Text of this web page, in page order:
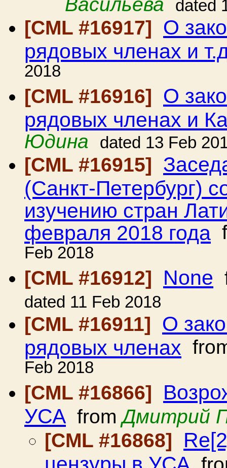
dated
[CML #16917] О
рядовых членах и
2018
[CML #16916]
О
рядовых членах и
Юдина
dated 13 Feb
[CML #16915]
(Санкт-Петербург)
изучению стран
февраля 2018 года
Feb 2018
[CML #16912]
None
dated 11 Feb 2018
[CML #16911] О
рядовых членах
Feb 2018
[CML #16866]
УСА fromДмитрий
[CML #16868]